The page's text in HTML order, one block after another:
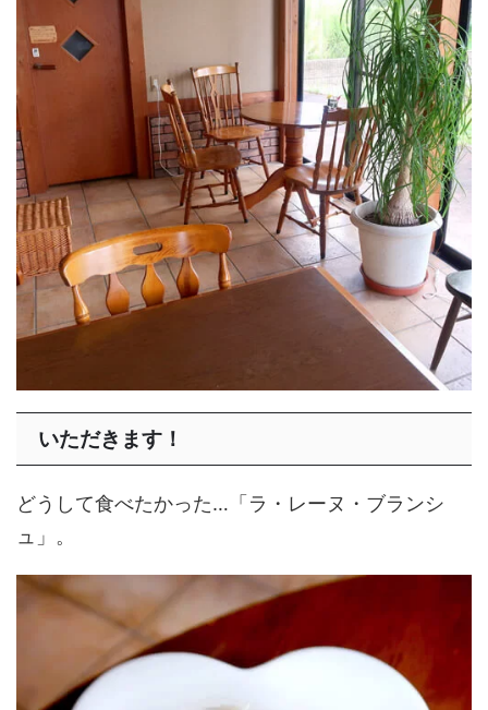
いただきます！
どうして食べたかった…「ラ・レーヌ・ブランシ
ュ」。